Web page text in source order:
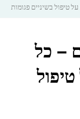
טיפול בשיניים פגומות
– כל